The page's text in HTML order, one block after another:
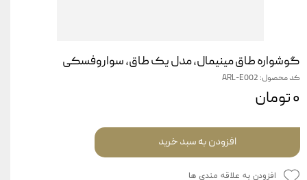
گوشواره طاق مینیمال، مدل یک طاق، سواروفسکی
کد محصول: ARL-E002
۰ تومان
افزودن به سبد خرید
افزودن به علاقه مندی ها